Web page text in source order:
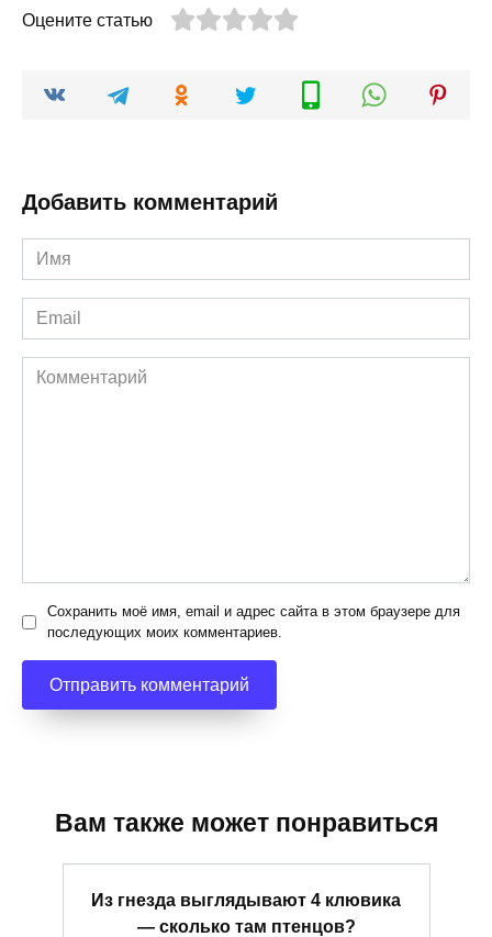
Оцените статью
Добавить комментарий
Имя
*
Email
*
Комментарий
Сохранить моё имя, email и адрес сайта в этом браузере для
последующих моих комментариев.
Вам также может понравиться
Из гнезда выглядывают 4 клювика
— сколько там птенцов?